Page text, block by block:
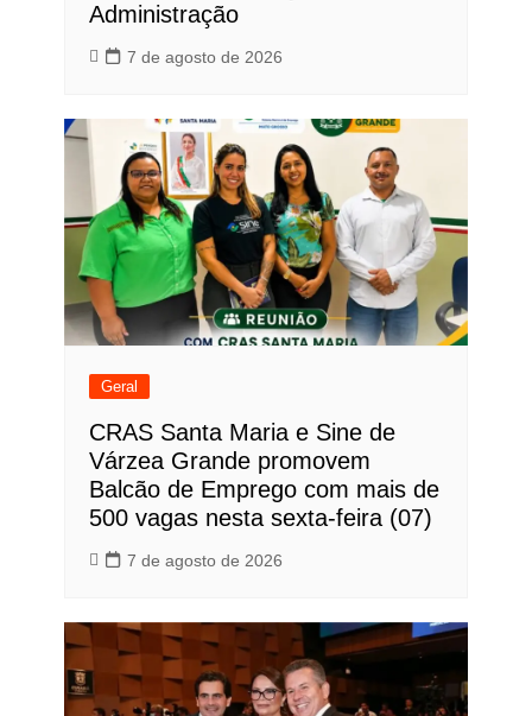
Administração
7 de agosto de 2026
Geral
CRAS Santa Maria e Sine de
Várzea Grande promovem
Balcão de Emprego com mais de
500 vagas nesta sexta-feira (07)
7 de agosto de 2026